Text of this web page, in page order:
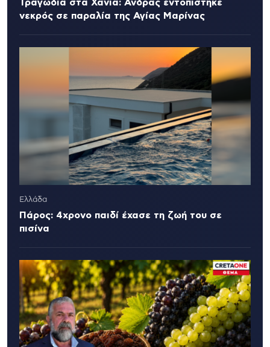
Τραγωδία στα Χανιά: Άνδρας εντοπίστηκε
νεκρός σε παραλία της Αγίας Μαρίνας
Ελλάδα
Πάρος: 4χρονο παιδί έχασε τη ζωή του σε
πισίνα